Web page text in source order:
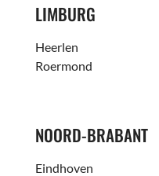
LIMBURG
Heerlen
Roermond
NOORD-BRABANT
Eindhoven